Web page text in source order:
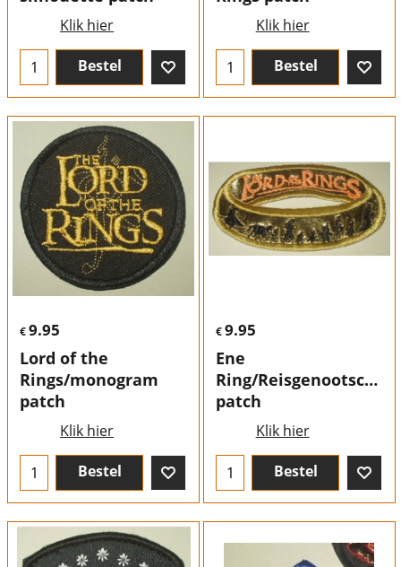
Klik hier
Bestel
Klik hier
Bestel
€9.95
Lord of the
Rings/monogram
patch
Klik hier
Bestel
€9.95
Ene
Ring/Reisgenootschap
patch
Klik hier
Bestel